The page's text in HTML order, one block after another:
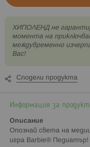
XИПОЛЕНД не
момента на
междувременно
Вас!
Сподели продукта
Информация за
Описание
Опознай света на
игра Barbie® Педиатър!